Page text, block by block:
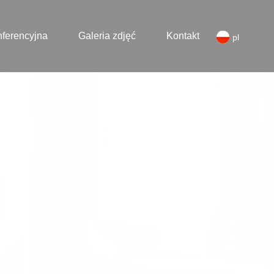
pl
Galeria zdjęć Kontakt